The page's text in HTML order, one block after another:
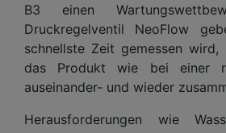
B3 einen
Druckregelventil NeoFlow
schnellste Zeit gemessen wird,
das Produkt wie bei einer
auseinander- und wieder
Herausforderungen wie